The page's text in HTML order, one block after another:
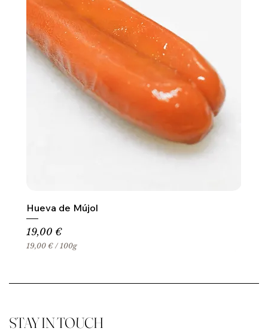
Hueva de Mújol
Precio
19,00 €
19,00 € /100g
0
p
STAY IN TOUCH